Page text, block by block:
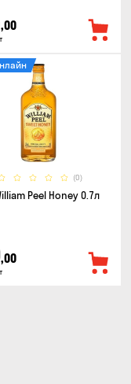
,00
(0)
Peel Honey 0.7л
,00